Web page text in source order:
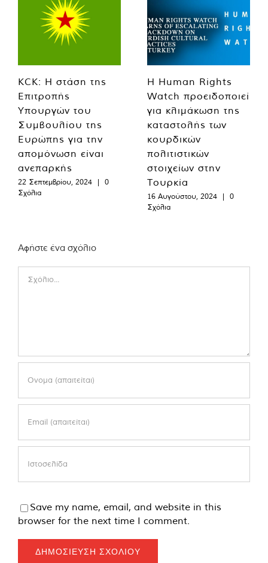
KCK: Η στάση της
Επιτροπής
Υπουργών του
Συμβουλίου της
Ευρώπης για την
απομόνωση είναι
ανεπαρκής
22 Σεπτεμβρίου, 2024 |
0
Σχόλια
Η Human Rights
Watch προειδοποιεί
για κλιμάκωση της
καταστολής των
κουρδικών
πολιτιστικών
στοιχείων στην
Τουρκία
16 Αυγούστου, 2024 |
0
Σχόλια
Αφήστε ένα σχόλιο
Save my name, email, and website in this
browser for the next time I comment.